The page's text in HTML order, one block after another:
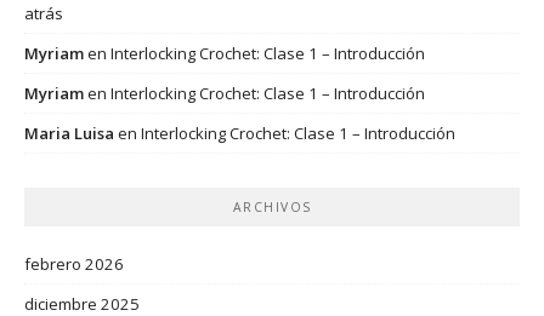
atrás
Myriamen Interlocking Crochet: Clase 1 – Introducción
Myriamen Interlocking Crochet: Clase 1 – Introducción
Maria Luisa en Interlocking Crochet: Clase 1 – Introducción
ARCHIVOS
febrero 2026
diciembre 2025